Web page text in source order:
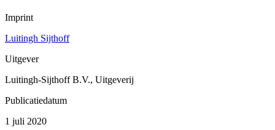
Imprint
Luitingh Sijthoff
Uitgever
Luitingh-Sijthoff B.V., Uitgeverij
Publicatiedatum
1 juli 2020